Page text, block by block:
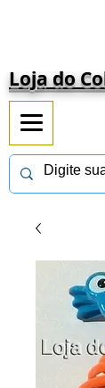
Loja do